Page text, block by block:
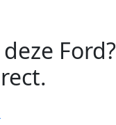
Ford?
.